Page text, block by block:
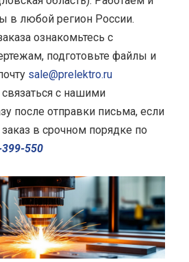
в любой регион России.
ознакомьтесь с
подготовьте файлы и
sale@prelektro.ru
с нашими
после отправки письма, если
в срочном порядке по
550